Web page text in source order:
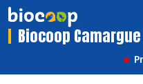
Biocoop Camargue